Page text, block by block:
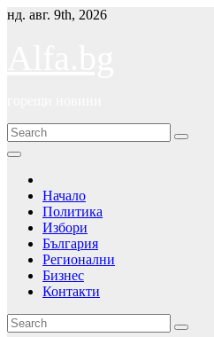
Skip
нд. авг. 9th, 2026
Начало
Политика
Избори
България
Регионални
Бизнес
Контакти